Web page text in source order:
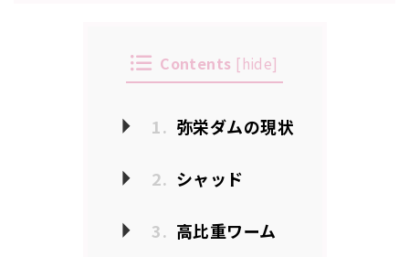
Contents [hide]
1. 弥栄ダムの現状
2. シャッド
3. 高比重ワーム